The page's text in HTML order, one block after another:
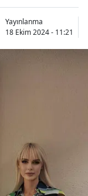
Yayınlanma
18 Ekim 2024 - 11:21